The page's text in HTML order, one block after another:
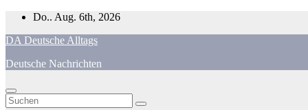
Zum
springen
Do.. Aug. 6th, 2026
DA Deutsche Alltags
Deutsche Nachrichten